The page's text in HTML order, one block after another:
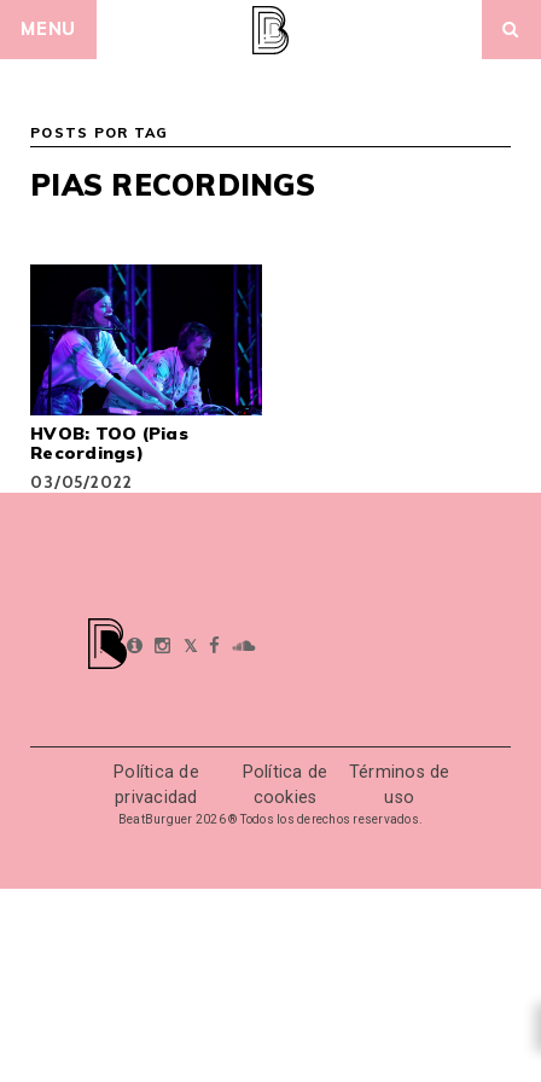
MENU
POSTS POR TAG
PIAS RECORDINGS
HVOB: TOO (Pias
Recordings)
03/05/2022
𝕏
Política de
privacidad
Política de
cookies
Términos de
uso
BeatBurguer 2026 ® Todos los derechos reservados.